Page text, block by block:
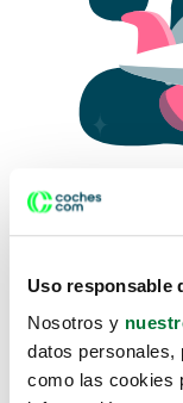
Uso responsable
Nosotros y
datos personales,
como las cookies